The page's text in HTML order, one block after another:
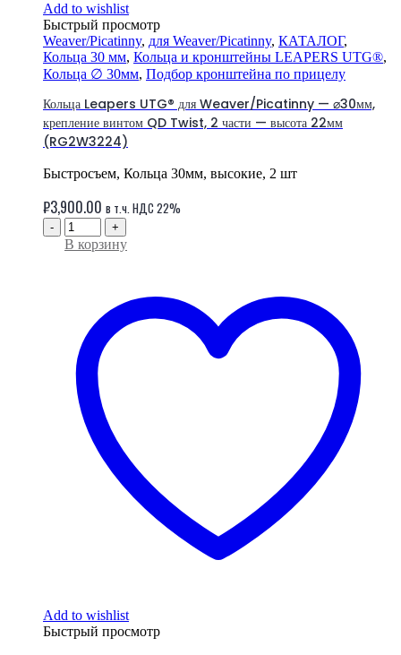
Add to wishlist
Быстрый просмотр
Weaver/Picatinny, для Weaver/Picatinny, КАТАЛОГ,
Кольца 30 мм, Кольца и кронштейны LEAPERS UTG®,
Кольца ∅ 30мм, Подбор кронштейна по прицелу
Кольца Leapers UTG® для Weaver/Picatinny — ⌀30мм,
крепление винтом QD Twist, 2 части — высота 22мм
(RG2W3224)
Быстросъем, Кольца 30мм, высокие, 2 шт
₽3,900.00 в т.ч. НДС 22%
- +
В корзину
Add to wishlist
Быстрый просмотр